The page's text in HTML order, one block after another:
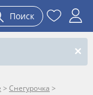
Поиск
> Снегурочка >